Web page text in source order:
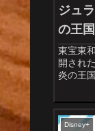
ジュ
の王国
東宝東
開され
炎の王
シック
映画「
ズの第5
じ＆予
Disney+